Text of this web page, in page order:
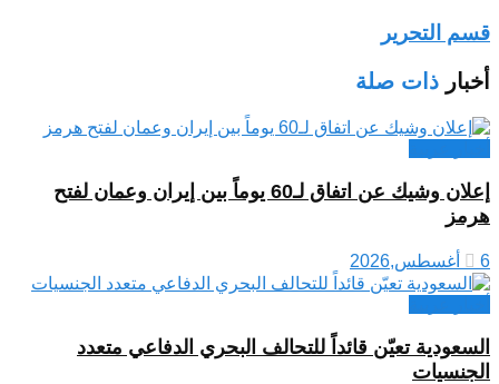
قسم التحرير
أخبار ذات صلة
إعلان وشيك عن اتفاق لـ60 يوماً بين إيران وعمان لفتح
هرمز
6 أغسطس,2026
السعودية تعيّن قائداً للتحالف البحري الدفاعي متعدد
الجنسيات